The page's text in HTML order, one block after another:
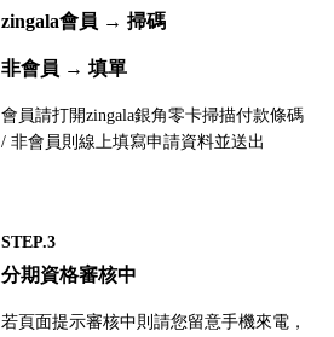
zingala會員 → 掃碼
非會員 → 填單
會員請打開zingala銀角零卡掃描付款條碼
/ 非會員則線上填寫申請資料並送出
STEP.3
分期資格審核中
若頁面提示審核中則請您留意手機來電，